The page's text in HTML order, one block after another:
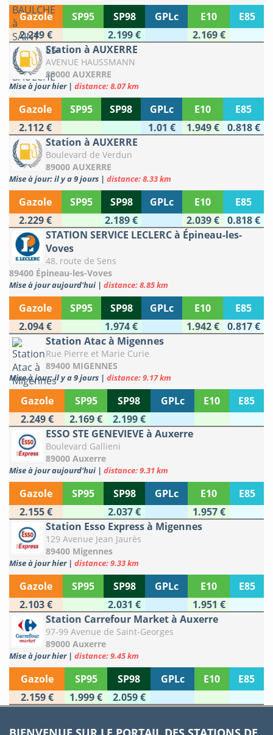
Gazole SP95 SP98 GPLc E10
E85
2.249 €
2.199 €
2.169 €
Station à AUXERRE
AVENUE HAUSSMANN
89000 AUXERRE
Mise à jour hier | distance: 8.07 km
Gazole SP95 SP98 GPLc E10
E85
2.112 €
1.01 € 1.949 €
0.818 €
Station à AUXERRE
Boulevard de Verdun
89000 AUXERRE
Mise à jour: il y a 9 jours | distance: 8.33 km
Gazole SP95 SP98 GPLc E10
E85
2.229 €
2.189 € 2.039 €
0.818 €
STATION SERVICE LECLERC à Épineau-les-
Voves
48, route de Sens
89400 Épineau-les-Voves
Mise à jour aujourd'hui | distance: 8.85 km
Gazole SP95 SP98 GPLc E10
E85
2.094 €
1.974 € 1.942 €
0.817 €
Station Atac à Migennes
Rue Pierre et Marie Curie
89400 MIGENNES
Mise à jour: il y a 9 jours | distance: 9.17 km
Gazole SP95 SP98 GPLc E10
E85
2.249 €
2.169 €
2.199 €
ESSO STE GENEVIEVE à Auxerre
Boulevard Gallieni
89000 Auxerre
Mise à jour aujourd'hui | distance: 9.31 km
Gazole SP95 SP98 GPLc E10
E85
2.155 €
2.037 €
1.957 €
Station Esso Express à Migennes
129 Avenue Jean Jaurès
89400 Migennes
Mise à jour hier | distance: 9.33 km
Gazole SP95 SP98 GPLc E10
E85
2.103 €
2.031 €
1.951 €
Station Carrefour Market à Auxerre
97-99 Avenue de Saint-Georges
89000 Auxerre
Mise à jour hier | distance: 9.45 km
Gazole SP95 SP98 GPLc E10
E85
2.159 €
1.999 € 2.059 €